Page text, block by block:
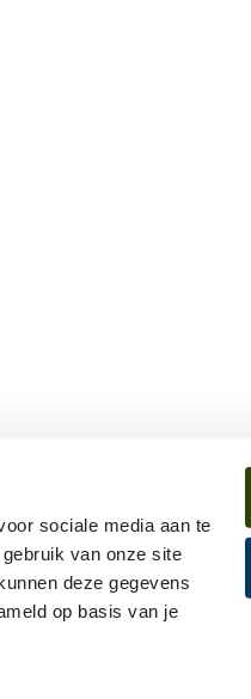
sociale media aan te
van onze site
deze gegevens
op basis van je